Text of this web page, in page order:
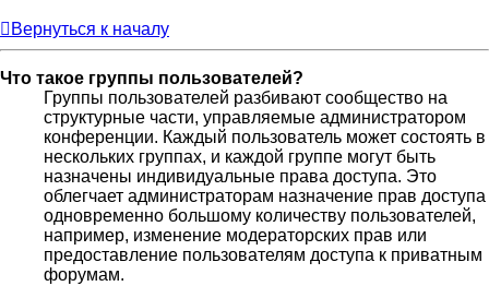
Вернуться к началу
Что такое группы пользователей?
Группы пользователей разбивают сообщество на
структурные части, управляемые администратором
конференции. Каждый пользователь может состоять в
нескольких группах, и каждой группе могут быть
назначены индивидуальные права доступа. Это
облегчает администраторам назначение прав доступа
одновременно большому количеству пользователей,
например, изменение модераторских прав или
предоставление пользователям доступа к приватным
форумам.